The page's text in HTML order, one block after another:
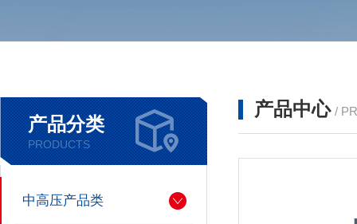
产品分类
PRODUCTS
中高压产品类
产品中心 /